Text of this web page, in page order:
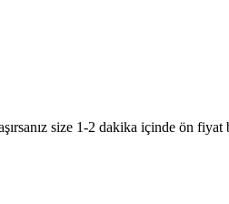
size 1-2 dakika içinde ön